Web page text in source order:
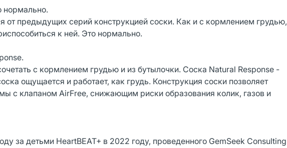
нормально.
от предыдущих серий конструкцией соски. Как и с кормлением грудью,
к ней. Это нормально.
c кормлением грудью и из бутылочки. Соска Natural Response -
ощущается и работает, как грудь. Конструкция соски позволяет
с клапаном AirFree, снижающим риски образования колик, газов и
за детьми HeartBEAT+ в 2022 году, проведенного GemSeek Consulting